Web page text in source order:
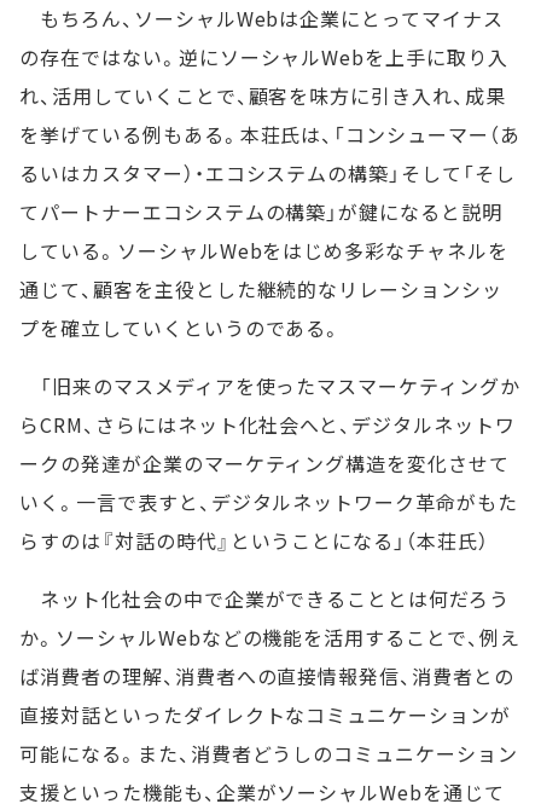
もちろん、ソーシャルWebは企業にとってマイナス
の存在ではない。逆にソーシャルWebを上手に取り入
れ、活用していくことで、顧客を味方に引き入れ、成果
を挙げている例もある。本荘氏は、「コンシューマー（あ
るいはカスタマー）・エコシステムの構築」そして「そし
てパートナーエコシステムの構築」が鍵になると説明
している。ソーシャルWebをはじめ多彩なチャネルを
通じて、顧客を主役とした継続的なリレーションシッ
プを確立していくというのである。
「旧来のマスメディアを使ったマスマーケティングか
らCRM、さらにはネット化社会へと、デジタルネットワ
ークの発達が企業のマーケティング構造を変化させて
いく。一言で表すと、デジタルネットワーク革命がもた
らすのは『対話の時代』ということになる」（本荘氏）
ネット化社会の中で企業ができることとは何だろう
か。ソーシャルWebなどの機能を活用することで、例え
ば消費者の理解、消費者への直接情報発信、消費者との
直接対話といったダイレクトなコミュニケーションが
可能になる。また、消費者どうしのコミュニケーション
支援といった機能も、企業がソーシャルWebを通じて